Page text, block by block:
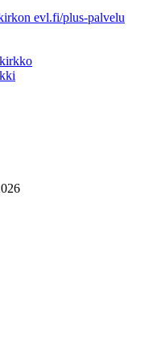
evl.fi/plus-palvelu